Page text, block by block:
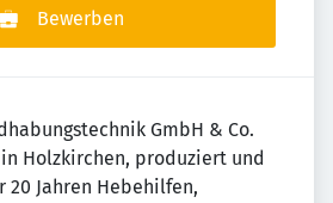
Bewerben
GmbH & Co.
Holzkirchen, produziert und
Jahren Hebehilfen,